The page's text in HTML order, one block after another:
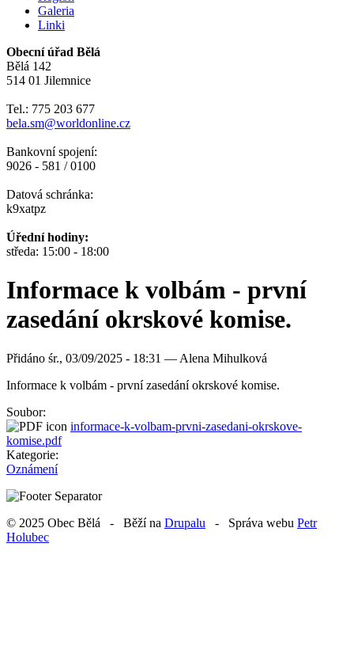
Galeria
Linki
Obecní úřad Bělá
Bělá 142
514 01 Jilemnice
Tel.: 775 203 677
bela.sm@worldonline.cz
Bankovní spojení:
9026 - 581 / 0100
Datová schránka:
k9xatpz
Úřední hodiny:
středa: 15:00 - 18:00
Informace k volbám - první
zasedání okrskové komise.
Přidáno śr., 03/09/2025 - 18:31 — Alena Mihulková
Informace k volbám - první zasedání okrskové komise.
Soubor:
informace-k-volbam-prvni-zasedani-okrskove-
komise.pdf
Kategorie:
Oznámení
© 2025 Obec Bělá - Běží na Drupalu - Správa webu Petr
Holubec